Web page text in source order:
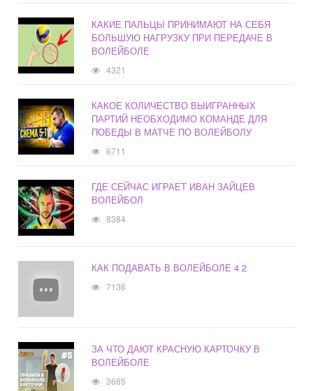
КАКИЕ ПАЛЬЦЫ ПРИНИМАЮТ НА СЕБЯ
БОЛЬШУЮ НАГРУЗКУ ПРИ ПЕРЕДАЧЕ В
ВОЛЕЙБОЛЕ
4321
КАКОЕ КОЛИЧЕСТВО ВЫИГРАННЫХ
ПАРТИЙ НЕОБХОДИМО КОМАНДЕ ДЛЯ
ПОБЕДЫ В МАТЧЕ ПО ВОЛЕЙБОЛУ
6711
ГДЕ СЕЙЧАС ИГРАЕТ ИВАН ЗАЙЦЕВ
ВОЛЕЙБОЛ
8384
КАК ПОДАВАТЬ В ВОЛЕЙБОЛЕ 4 2
7136
ЗА ЧТО ДАЮТ КРАСНУЮ КАРТОЧКУ В
ВОЛЕЙБОЛЕ
3685